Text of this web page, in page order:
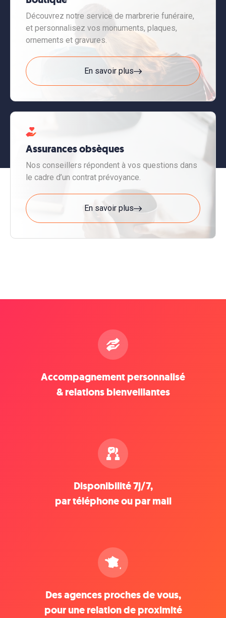
Découvrez notre service de marbrerie funéraire,
et personnalisez vos monuments, plaques,
ornements et gravures.
En savoir plus
Assurances obsèques
Nos conseillers répondent à vos questions dans
le cadre d’un contrat prévoyance.
En savoir plus
Accompagnement personnalisé
& relations bienveillantes
Disponibilité 7j/7,
par téléphone ou par mail
Des agences proches de vous,
pour une relation de proximité